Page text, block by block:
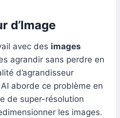
d’Image
avec des images
agrandir sans perdre en
d’agrandisseur
aborde ce problème en
de super-résolution
les images.